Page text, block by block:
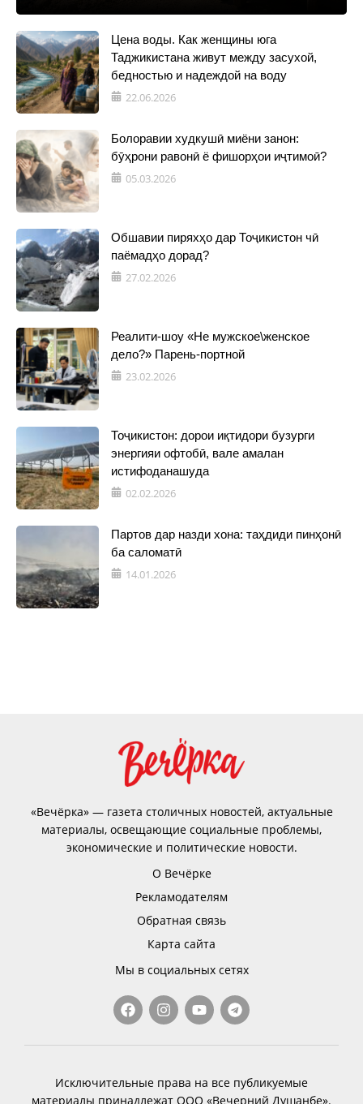
Цена воды. Как женщины юга
Таджикистана живут между засухой,
бедностью и надеждой на воду
22.06.2026
Болоравии худкушӣ миёни занон:
бӯҳрони равонӣ ё фишорҳои иҷтимоӣ?
05.03.2026
Обшавии пиряхҳо дар Тоҷикистон чӣ
паёмадҳо дорад?
27.02.2026
Реалити-шоу «Не мужское\женское
дело?» Парень-портной
23.02.2026
Тоҷикистон: дорои иқтидори бузурги
энергияи офтобӣ, вале амалан
истифоданашуда
02.02.2026
Партов дар назди хона: таҳдиди пинҳонӣ
ба саломатӣ
14.01.2026
«Вечёрка» — газета столичных новостей, актуальные
материалы, освещающие социальные проблемы,
экономические и политические новости.
О Вечёрке
Рекламодателям
Обратная связь
Карта сайта
Мы в социальных сетях
Исключительные права на все публикуемые
материалы принадлежат ООО «Вечерний Душанбе».